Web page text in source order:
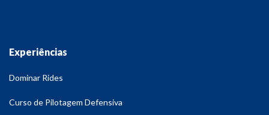
Experiências
Dominar Rides
Curso de Pilotagem Defensiva